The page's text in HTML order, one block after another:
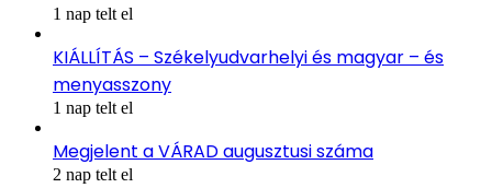
1 nap telt el
KIÁLLÍTÁS – Székelyudvarhelyi és magyar – és
menyasszony
1 nap telt el
Megjelent a VÁRAD augusztusi száma
2 nap telt el